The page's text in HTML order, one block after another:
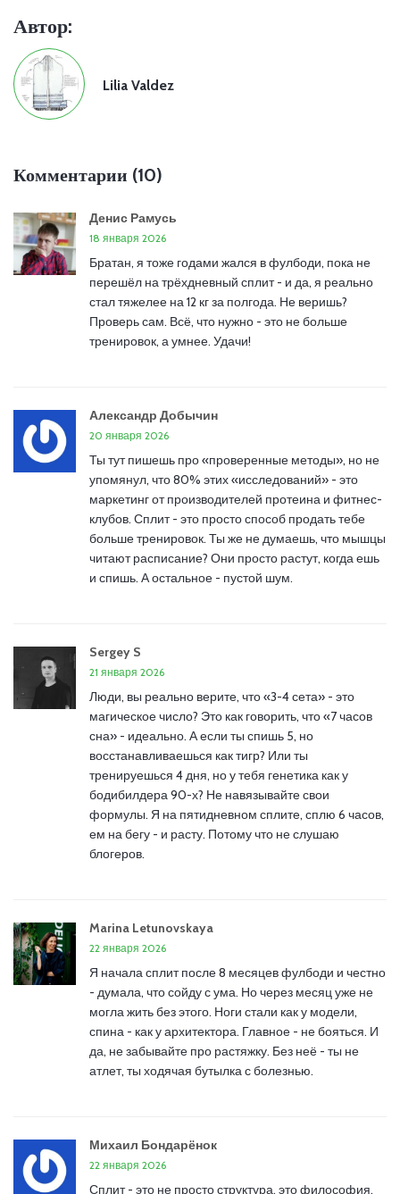
Автор:
Lilia Valdez
Комментарии (10)
Денис Рамусь
18 января 2026
Братан, я тоже годами жался в фулбоди, пока не
перешёл на трёхдневный сплит - и да, я реально
стал тяжелее на 12 кг за полгода. Не веришь?
Проверь сам. Всё, что нужно - это не больше
тренировок, а умнее. Удачи!
Александр Добычин
20 января 2026
Ты тут пишешь про «проверенные методы», но не
упомянул, что 80% этих «исследований» - это
маркетинг от производителей протеина и фитнес-
клубов. Сплит - это просто способ продать тебе
больше тренировок. Ты же не думаешь, что мышцы
читают расписание? Они просто растут, когда ешь
и спишь. А остальное - пустой шум.
Sergey S
21 января 2026
Люди, вы реально верите, что «3-4 сета» - это
магическое число? Это как говорить, что «7 часов
сна» - идеально. А если ты спишь 5, но
восстанавливаешься как тигр? Или ты
тренируешься 4 дня, но у тебя генетика как у
бодибилдера 90-х? Не навязывайте свои
формулы. Я на пятидневном сплите, сплю 6 часов,
ем на бегу - и расту. Потому что не слушаю
блогеров.
Marina Letunovskaya
22 января 2026
Я начала сплит после 8 месяцев фулбоди и честно
- думала, что сойду с ума. Но через месяц уже не
могла жить без этого. Ноги стали как у модели,
спина - как у архитектора. Главное - не бояться. И
да, не забывайте про растяжку. Без неё - ты не
атлет, ты ходячая бутылка с болезнью.
Михаил Бондарёнок
22 января 2026
Сплит - это не просто структура, это философия.